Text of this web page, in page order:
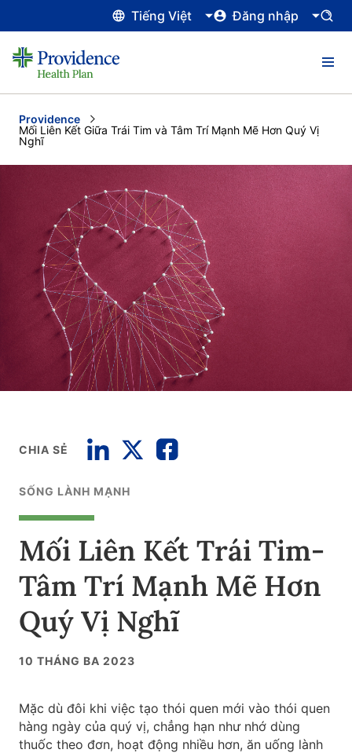
Tiếng Việt Đăng nhập
Providence
Current:
Mối Liên Kết Giữa Trái Tim và Tâm Trí Mạnh Mẽ Hơn Quý Vị
Nghĩ
CHIA SẺ
SỐNG LÀNH MẠNH
Mối Liên Kết Trái Tim-
Tâm Trí Mạnh Mẽ Hơn
Quý Vị Nghĩ
10 THÁNG BA 2023
Mặc dù đôi khi việc tạo thói quen mới vào thói quen
hàng ngày của quý vị, chẳng hạn như nhớ dùng
thuốc theo đơn, hoạt động nhiều hơn, ăn uống lành